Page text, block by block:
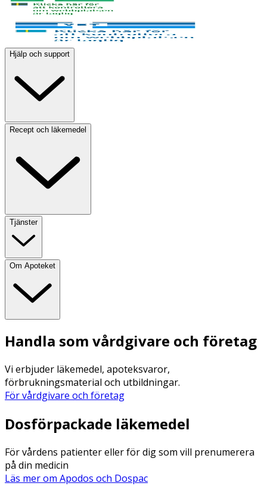
Hjälp och support
Recept och läkemedel
Tjänster
Om Apoteket
Handla som vårdgivare och företag
Vi erbjuder läkemedel, apoteksvaror,
förbrukningsmaterial och utbildningar.
För vårdgivare och företag
Dosförpackade läkemedel
För vårdens patienter eller för dig som vill prenumerera
på din medicin
Läs mer om Apodos och Dospac